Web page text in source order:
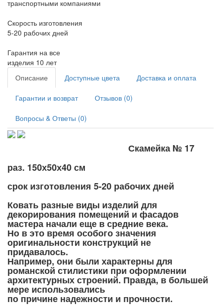
транспортными компаниями
Скорость изготовления
5-20 рабочих дней
Гарантия на все
изделия 10 лет
Описание
Доступные цвета Доставка и оплата
Гарантии и возврат Отзывов (0)
Вопросы & Ответы (0)
Скамейка № 17
раз. 150х50х40 см
срок изготовления 5-20 рабочих дней
Ковать разные виды изделий для
декорирования помещений и фасадов
мастера начали еще в средние века.
Но в это время особого значения
оригинальности конструкций не
придавалось.
Например, они были характерны для
романской стилистики при оформлении
архитектурных строений. Правда, в большей
мере использовались
по причине надежности и прочности.